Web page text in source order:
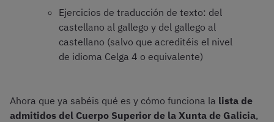
Ejercicios de traducción de texto: del
castellano al gallego y del gallego al
castellano (salvo que acreditéis el nivel
de idioma Celga 4 o equivalente)
Ahora que ya sabéis qué es y cómo funciona la lista de
admitidos del Cuerpo Superior de la Xunta de Galicia,